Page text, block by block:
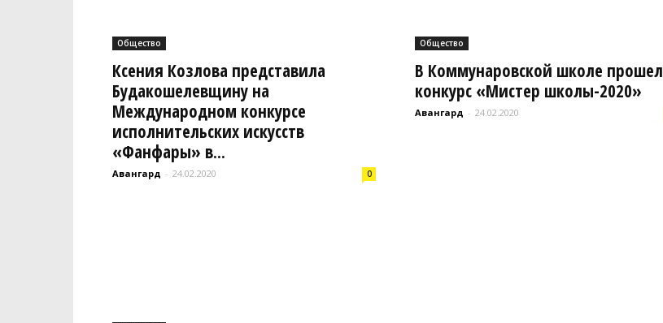
Кошелевский
Общество
Ксения Козлова представила
Будакошелевщину на
Международном конкурсе
исполнительских искусств
«Фанфары» в...
Авангард - 24.02.2020 0
Общество
В Коммунаровской школе прошел
конкурс «Мистер школы-2020»
Авангард - 24.02.2020